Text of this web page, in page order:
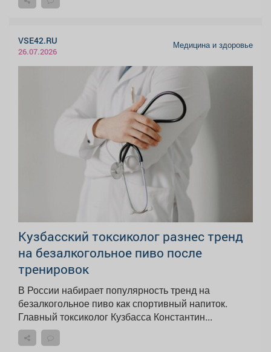
VSE42.RU
26.07.2026
Медицина и здоровье
Кузбасский токсиколог разнес тренд
на безалкогольное пиво после
тренировок
В России набирает популярность тренд на
безалкогольное пиво как спортивный напиток.
Главный токсиколог Кузбасса Константин...